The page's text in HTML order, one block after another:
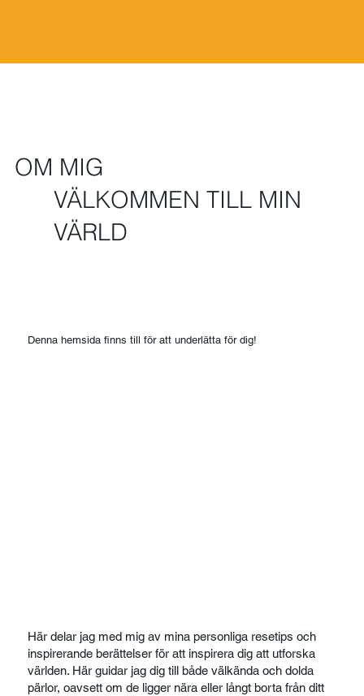
OM MIG
VÄLKOMMEN TILL MIN
VÄRLD
Denna hemsida finns till för att underlätta för dig!
Här delar jag med mig av mina personliga resetips och
inspirerande berättelser för att inspirera dig att utforska
världen. Här guidar jag dig till både välkända och dolda
pärlor, oavsett om de ligger nära eller långt borta från ditt